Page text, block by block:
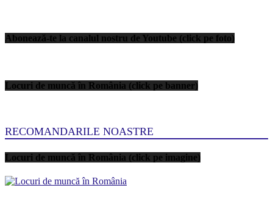
Abonează-te la canalul nostru de Youtube (click pe foto)
Locuri de muncă în România (click pe banner)
RECOMANDARILE NOASTRE
Locuri de muncă în România (click pe imagine)